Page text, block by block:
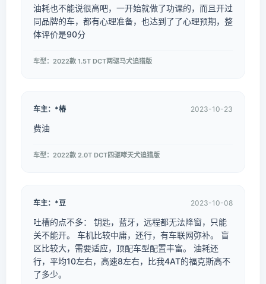
油耗也不能说很高吧，一开始就做了功课的，而且开过
同品牌的车，都有心理准备，也达到了了心理预期，整
体评价是90分
车型：2022款 1.5T DCT两驱马犬追猎版
车主：*椿 2023-10-23
费油
车型：2022款 2.0T DCT四驱哮天犬追猎版
车主：*豆 2023-10-08
吐槽的点不多： 钥匙，蓝牙，远程都无法降窗，只能
关不能开。 车机比较中庸，还行，有车联网弥补。 盲
区比较大，需要适应，顶配车型配置丰富。 油耗还
行，平均10左右，高速8左右，比我4AT的福克斯高不
了多少。